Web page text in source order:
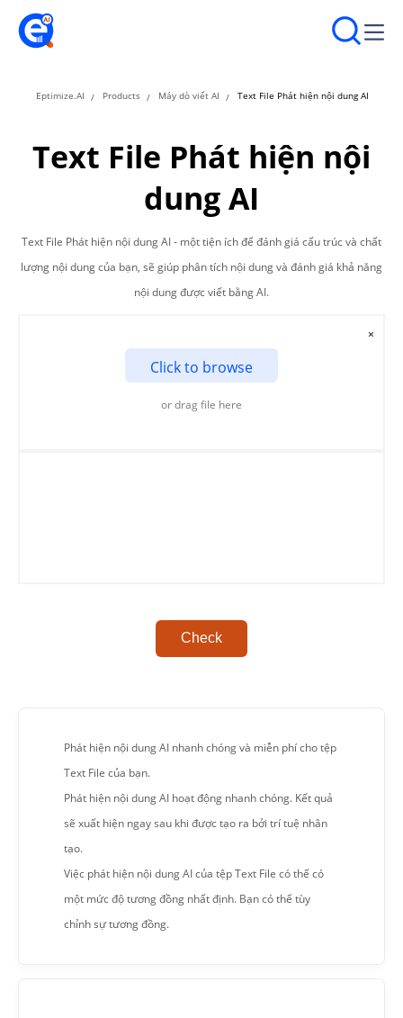
Eptimize.AI Products Máy dò viết AI Text File Phát hiện nội dung AI
Text File Phát hiện nội
dung AI
Text File Phát hiện nội dung AI - một tiện ích để đánh giá cấu trúc và chất
lượng nội dung của bạn, sẽ giúp phân tích nội dung và đánh giá khả năng
nội dung được viết bằng AI.
Click to browse
or drag file here
×
Check
Phát hiện nội dung AI nhanh chóng và miễn phí cho tệp
Text File của bạn.
Phát hiện nội dung AI hoạt động nhanh chóng. Kết quả
sẽ xuất hiện ngay sau khi được tạo ra bởi trí tuệ nhân
tạo.
Việc phát hiện nội dung AI của tệp Text File có thể có
một mức độ tương đồng nhất định. Bạn có thể tùy
chỉnh sự tương đồng.